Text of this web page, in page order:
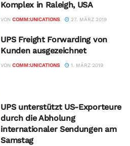
Komplex in Raleigh, USA
VON COMM:UNICATIONS 27. MÄRZ 2019
UPS Freight Forwarding von
Kunden ausgezeichnet
VON COMM:UNICATIONS 1. MÄRZ 2019
UPS unterstützt US-Exporteure
durch die Abholung
internationaler Sendungen am
Samstag